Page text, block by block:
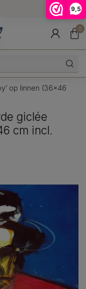
9,5
9.5
0
op linnen (36×46
giclée
cm incl.